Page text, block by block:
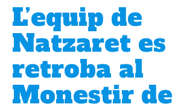
L’equip de
Natzaret es
retroba al
Monestir de